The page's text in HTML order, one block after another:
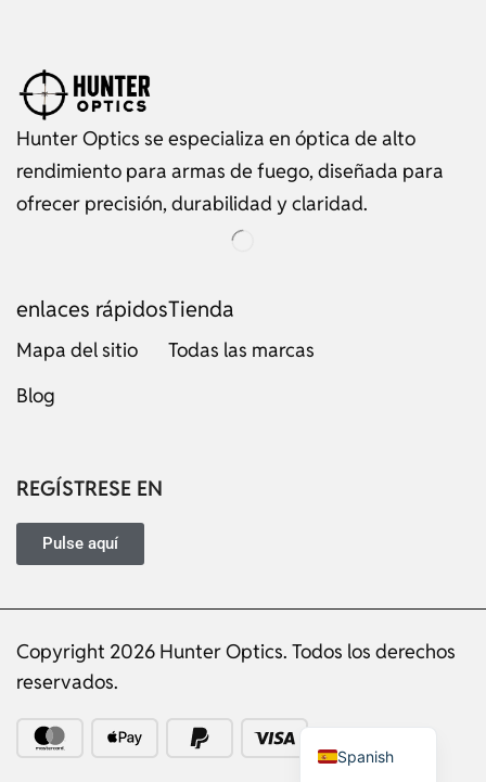
Hunter Optics se especializa en óptica de alto
rendimiento para armas de fuego, diseñada para
ofrecer precisión, durabilidad y claridad.
enlaces rápidos
Mapa del sitio
Blog
Tienda
Todas las marcas
REGÍSTRESE EN
Pulse aquí
Copyright 2026 Hunter Optics. Todos los derechos
reservados.
Spanish
Portuguese
French